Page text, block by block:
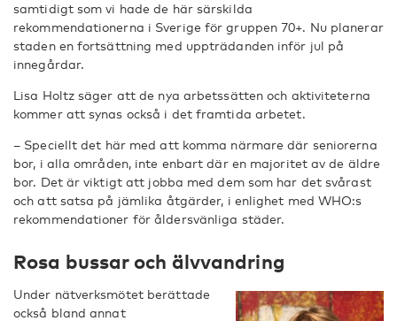
samtidigt som vi hade de här särskilda
rekommendationerna i Sverige för gruppen 70+. Nu planerar
staden en fortsättning med uppträdanden inför jul på
innegårdar.
Lisa Holtz säger att de nya arbetssätten och aktiviteterna
kommer att synas också i det framtida arbetet.
– Speciellt det här med att komma närmare där seniorerna
bor, i alla områden, inte enbart där en majoritet av de äldre
bor. Det är viktigt att jobba med dem som har det svårast
och att satsa på jämlika åtgärder, i enlighet med WHO:s
rekommendationer för åldersvänliga städer.
Rosa bussar och älvvandring
Under nätverksmötet berättade
också bland annat